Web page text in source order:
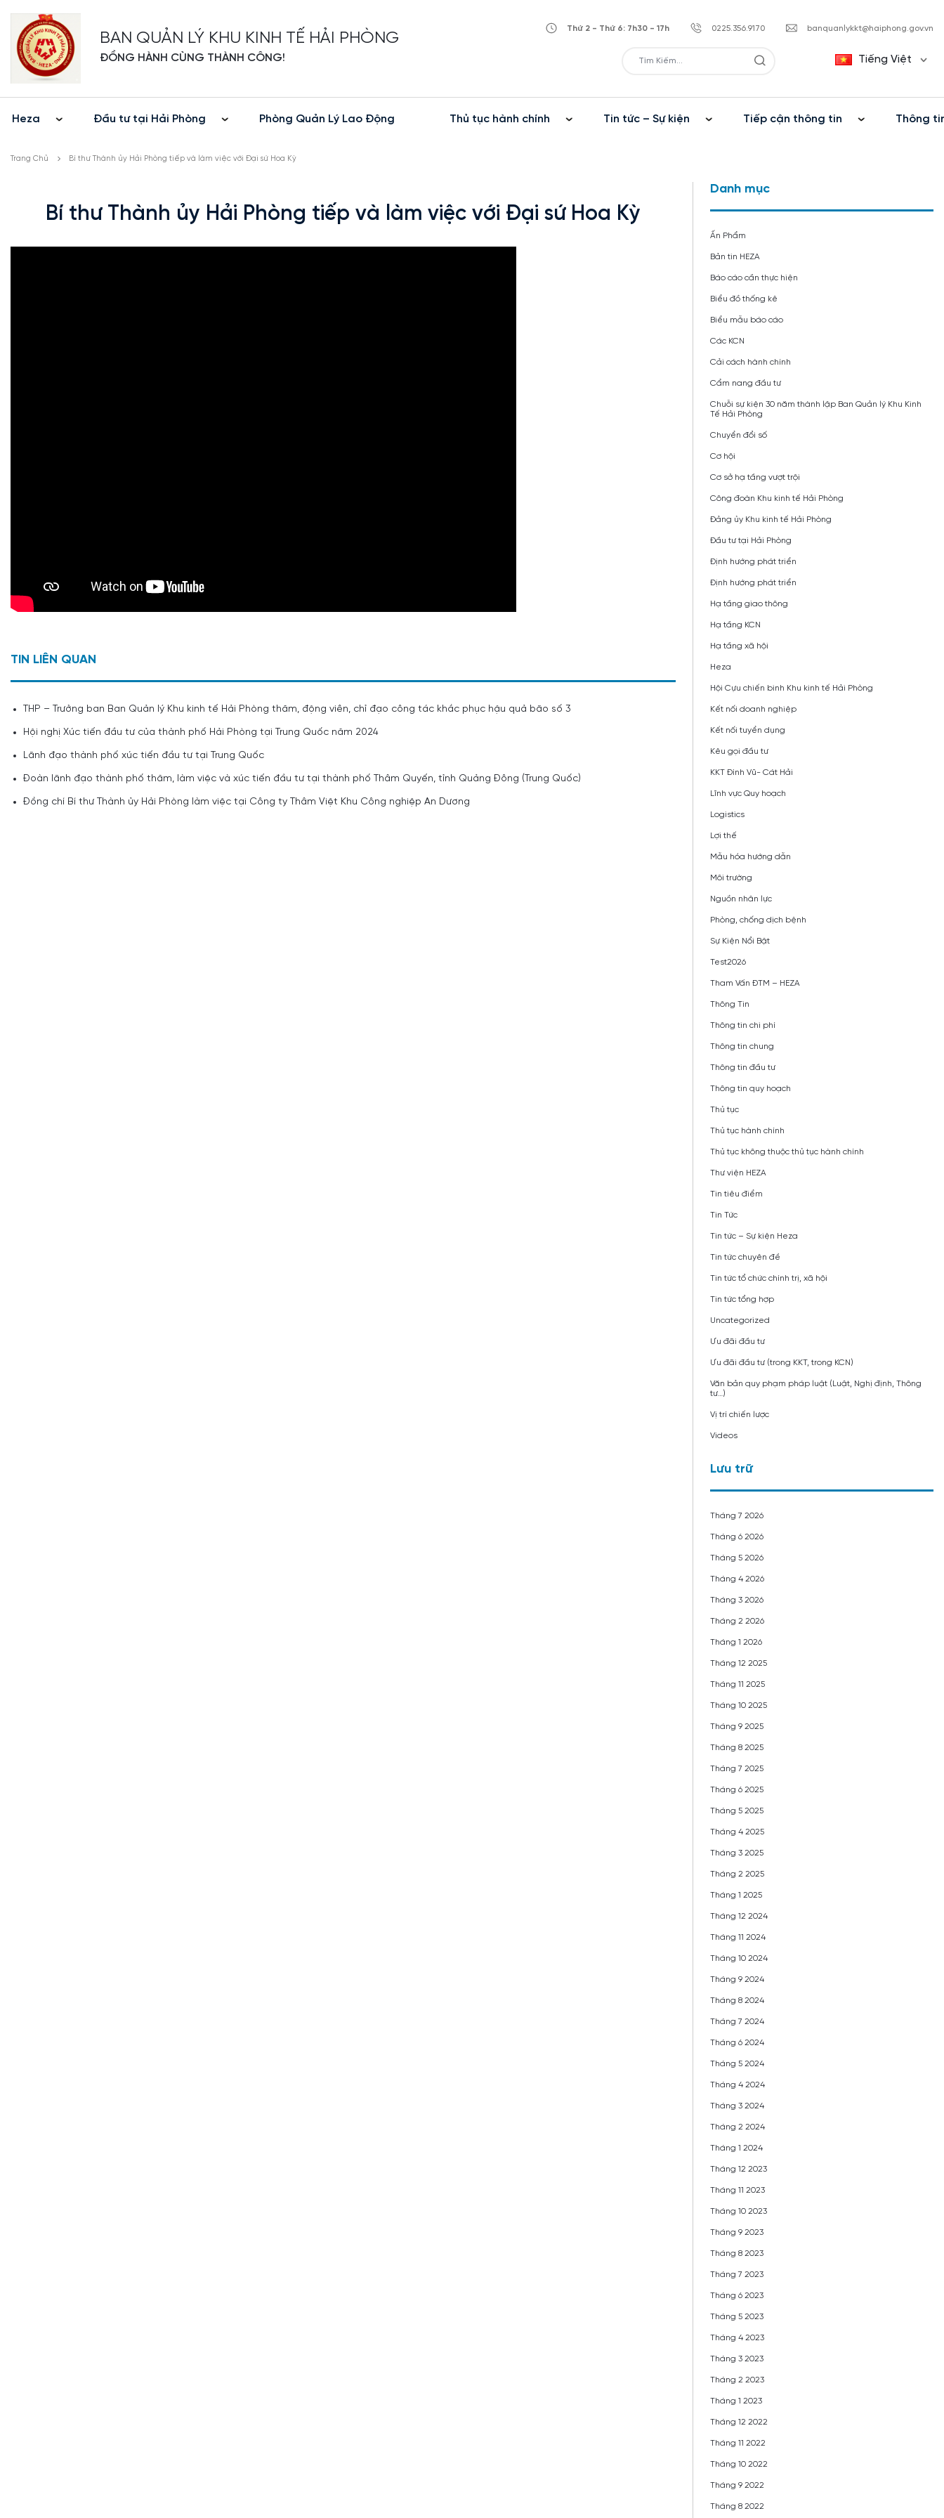
BAN QUẢN LÝ KHU KINH TẾ HẢI PHÒNG
ĐỒNG HÀNH CÙNG THÀNH CÔNG!
Thứ 2 - Thứ 6: 7h30 - 17h 0225.356.9170 banquanlykkt@haiphong.gov.vn
Tiếng Việt
Heza Đầu tư tại Hải Phòng Phòng Quản Lý Lao Động Thủ tục hành chính Tin tức – Sự kiện Tiếp cận thông tin Thông
Trang Chủ Bí thư Thành ủy Hải Phòng tiếp và làm việc với Đại sứ Hoa Kỳ
Bí thư Thành ủy Hải Phòng tiếp và làm việc với Đại sứ Hoa Kỳ
TIN LIÊN QUAN
THP – Trưởng ban Ban Quản lý Khu kinh tế Hải Phòng thăm, động viên, chỉ đạo công tác khắc phục hậu quả bão số 3
Hội nghị Xúc tiến đầu tư của thành phố Hải Phòng tại Trung Quốc năm 2024
Lãnh đạo thành phố xúc tiến đầu tư tại Trung Quốc
Đoàn lãnh đạo thành phố thăm, làm việc và xúc tiến đầu tư tại thành phố Thâm Quyến, tỉnh Quảng Đông (Trung Quốc)
Đồng chí Bí thư Thành ủy Hải Phòng làm việc tại Công ty Thâm Việt Khu Công nghiệp An Dương
Danh mục
Ấn Phẩm
Bản tin HEZA
Báo cáo cần thực hiện
Biểu đồ thống kê
Biểu mẫu báo cáo
Các KCN
Cải cách hành chính
Cẩm nang đầu tư
Chuỗi sự kiện 30 năm thành lập Ban Quản lý Khu Kinh
Tế Hải Phòng
Chuyển đổi số
Cơ hội
Cơ sở hạ tầng vượt trội
Công đoàn Khu kinh tế Hải Phòng
Đảng ủy Khu kinh tế Hải Phòng
Đầu tư tại Hải Phòng
Định hướng phát triển
Định hướng phát triển
Hạ tầng giao thông
Hạ tầng KCN
Hạ tầng xã hội
Heza
Hội Cựu chiến binh Khu kinh tế Hải Phòng
Kết nối doanh nghiệp
Kết nối tuyển dụng
Kêu gọi đầu tư
KKT Đình Vũ- Cát Hải
Lĩnh vực Quy hoạch
Logistics
Lợi thế
Mẫu hóa hướng dẫn
Môi trường
Nguồn nhân lực
Phòng, chống dịch bệnh
Sự Kiện Nổi Bật
Test2026
Tham Vấn ĐTM – HEZA
Thông Tin
Thông tin chi phí
Thông tin chung
Thông tin đầu tư
Thông tin quy hoạch
Thủ tục
Thủ tục hành chính
Thủ tục không thuộc thủ tục hành chính
Thư viện HEZA
Tin tiêu điểm
Tin Tức
Tin tức – Sự kiện Heza
Tin tức chuyên đề
Tin tức tổ chức chính trị, xã hội
Tin tức tổng hợp
Uncategorized
Ưu đãi đầu tư
Ưu đãi đầu tư (trong KKT, trong KCN)
Văn bản quy phạm pháp luật (Luật, Nghị định, Thông
tư…)
Vị trí chiến lược
Videos
Lưu trữ
Tháng 7 2026
Tháng 6 2026
Tháng 5 2026
Tháng 4 2026
Tháng 3 2026
Tháng 2 2026
Tháng 1 2026
Tháng 12 2025
Tháng 11 2025
Tháng 10 2025
Tháng 9 2025
Tháng 8 2025
Tháng 7 2025
Tháng 6 2025
Tháng 5 2025
Tháng 4 2025
Tháng 3 2025
Tháng 2 2025
Tháng 1 2025
Tháng 12 2024
Tháng 11 2024
Tháng 10 2024
Tháng 9 2024
Tháng 8 2024
Tháng 7 2024
Tháng 6 2024
Tháng 5 2024
Tháng 4 2024
Tháng 3 2024
Tháng 2 2024
Tháng 1 2024
Tháng 12 2023
Tháng 11 2023
Tháng 10 2023
Tháng 9 2023
Tháng 8 2023
Tháng 7 2023
Tháng 6 2023
Tháng 5 2023
Tháng 4 2023
Tháng 3 2023
Tháng 2 2023
Tháng 1 2023
Tháng 12 2022
Tháng 11 2022
Tháng 10 2022
Tháng 9 2022
Tháng 8 2022